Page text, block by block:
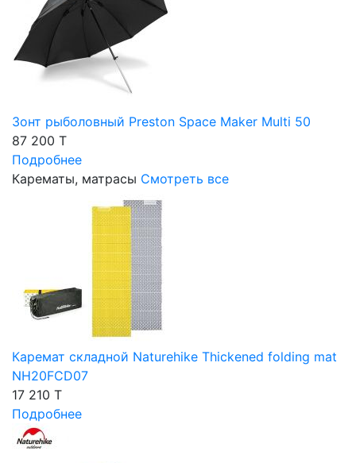
Зонт рыболовный Preston Space Maker Multi 50
87 200 T
Подробнее
Карематы, матрасы Смотреть все
Каремат складной Naturehike Thickened folding mat
NH20FCD07
17 210 T
Подробнее